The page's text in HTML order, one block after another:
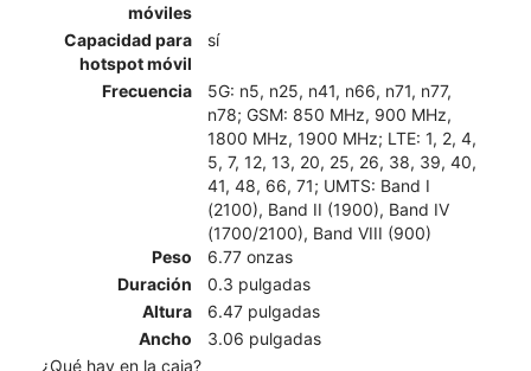
móviles
Capacidad para
hotspot móvil
sí
Frecuencia
5G: n5, n25, n41, n66, n71, n77,
n78; GSM: 850 MHz, 900 MHz,
1800 MHz, 1900 MHz; LTE: 1, 2, 4,
5, 7, 12, 13, 20, 25, 26, 38, 39, 40,
41, 48, 66, 71; UMTS: Band I
(2100), Band II (1900), Band IV
(1700/2100), Band VIII (900)
Peso
6.77 onzas
Duración
0.3 pulgadas
Altura
6.47 pulgadas
Ancho
3.06 pulgadas
¿Qué hay en la caja?